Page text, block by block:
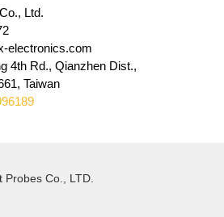
Ltd.
electronics.com
4th Rd., Qianzhen Dist.,
Taiwan
Probes Co., LTD.